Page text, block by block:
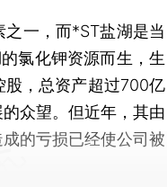
一，而*ST盐湖是当
氯化钾资源而生，生
股，总资产超过700亿
众望。但近年，其由
的亏损已经使公司被